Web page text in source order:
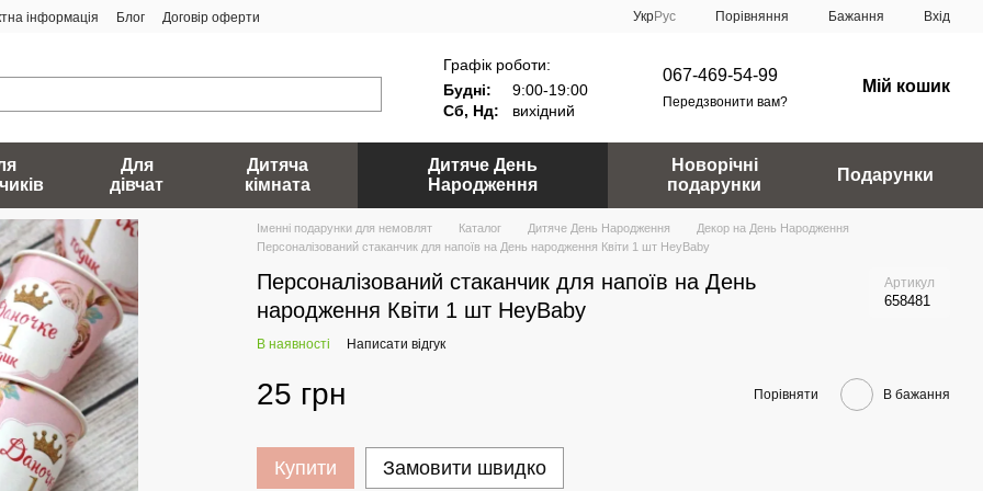
інформація Блог Договір оферти УкрРус Порівняння Бажання Вхід
Графік роботи:
Будні:
9:00-19:00
Сб, Нд:
вихідний
067-469-54-99
Передзвонити вам?
Мій кошик
Для
дівчат
Дитяча
кімната
Дитяче День
Народження
Новорічні
подарунки
Подарунки
Іменні подарунки для немовлят Каталог Дитяче День Народження
Декор на День Народження
Персоналізований стаканчик для напоїв на День народження Квіти 1 шт HeyBaby
Персоналізований стаканчик для напоїв на День
народження Квіти 1 шт HeyBaby
Артикул
658481
В наявності Написати відгук
25 грн Порівняти В бажання
Купити Замовити швидко